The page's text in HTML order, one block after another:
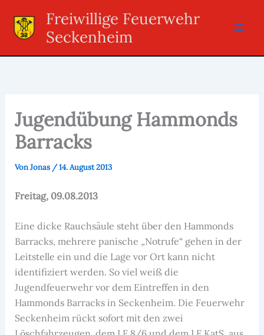
Inhalt
springen
Freiwillige Feuerwehr
Seckenheim
Jugendübung Hammonds
Barracks
VonJonas /14. August 2013
Freitag, 09.08.2013
Eine dicke Rauchsäule steht über den Hammonds
Barracks, mehrere panische „Notrufe“ gehen in der
Leitstelle ein und die Lage vor Ort kann nicht
identifiziert werden. So viel weiß die
Jugendfeuerwehr vor dem Eintreffen in den
Hammonds Barracks in Seckenheim. Die Feuerwehr
Seckenheim rückt sofort mit den zwei